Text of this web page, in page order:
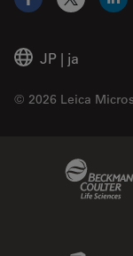
JP | ja
© 2026 Leica
Facebook
X